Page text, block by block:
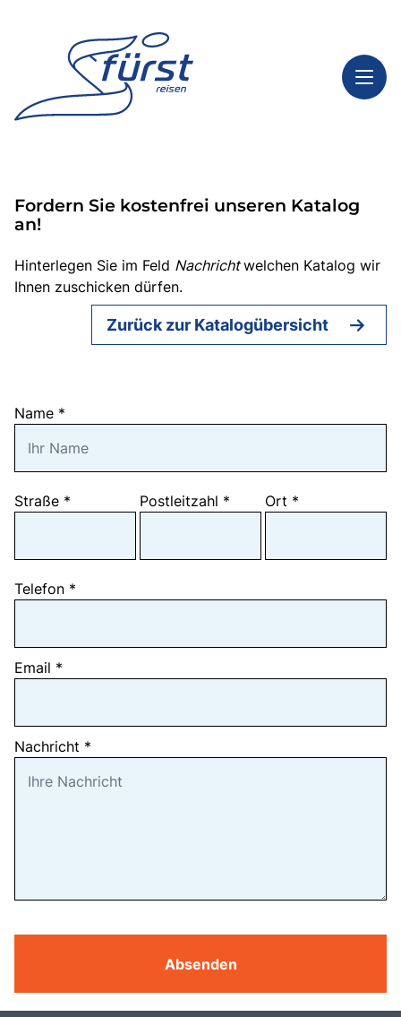
Highlights
Kontakt
Mehrtagesfahrten
Reisebüros
Bus mieten
Kataloge
Fordern Sie kostenfrei unseren Katalog
an!
Hinterlegen Sie im Feld Nachrichtwelchen Katalog wir
Ihnen zuschicken dürfen.
Zurück zur Katalogübersicht
Name *
Straße * Postleitzahl * Ort *
Telefon *
Email *
Nachricht *
Absenden